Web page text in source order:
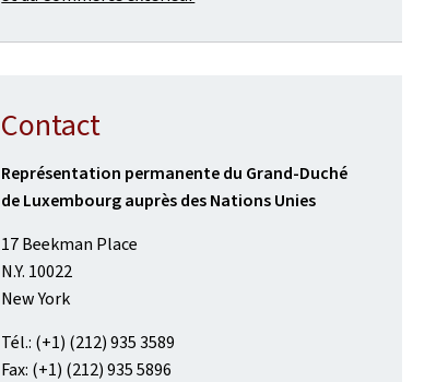
Contact
Représentation permanente du Grand-Duché
de Luxembourg auprès des Nations Unies
17 Beekman Place
N.Y. 10022
New York
Tél.: (+1) (212) 935 3589
Fax: (+1) (212) 935 5896